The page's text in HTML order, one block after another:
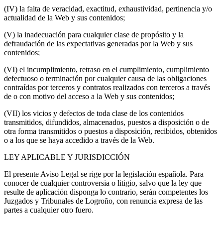
(IV) la falta de veracidad, exactitud, exhaustividad, pertinencia y/o
actualidad de la Web y sus contenidos;
(V) la inadecuación para cualquier clase de propósito y la
defraudación de las expectativas generadas por la Web y sus
contenidos;
(VI) el incumplimiento, retraso en el cumplimiento, cumplimiento
defectuoso o terminación por cualquier causa de las obligaciones
contraídas por terceros y contratos realizados con terceros a través
de o con motivo del acceso a la Web y sus contenidos;
(VII) los vicios y defectos de toda clase de los contenidos
transmitidos, difundidos, almacenados, puestos a disposición o de
otra forma transmitidos o puestos a disposición, recibidos, obtenidos
o a los que se haya accedido a través de la Web.
LEY APLICABLE Y JURISDICCIÓN
El presente Aviso Legal se rige por la legislación española. Para
conocer de cualquier controversia o litigio, salvo que la ley que
resulte de aplicación disponga lo contrario, serán competentes los
Juzgados y Tribunales de Logroño, con renuncia expresa de las
partes a cualquier otro fuero.